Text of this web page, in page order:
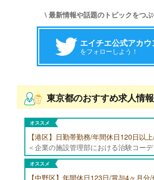
\ 最新情報や話題のトピックをつ
エイチエ公式アカウ
をフォローしよう！
東京都のおすすめ求人情報
オススメ
オススメ